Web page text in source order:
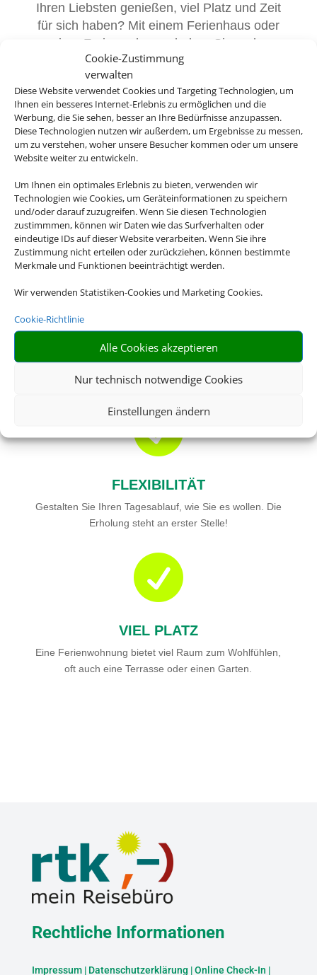
Cookie-Zustimmung
verwalten
Diese Website verwendet Cookies und Targeting Technologien, um
Ihnen ein besseres Internet-Erlebnis zu ermöglichen und die
Werbung, die Sie sehen, besser an Ihre Bedürfnisse anzupassen.
Diese Technologien nutzen wir außerdem, um Ergebnisse zu messen,
um zu verstehen, woher unsere Besucher kommen oder um unsere
Website weiter zu entwickeln.
Um Ihnen ein optimales Erlebnis zu bieten, verwenden wir
Technologien wie Cookies, um Geräteinformationen zu speichern
und/oder darauf zuzugreifen. Wenn Sie diesen Technologien
zustimmmen, können wir Daten wie das Surfverhalten oder
eindeutige IDs auf dieser Website verarbeiten. Wenn Sie ihre
Zustimmung nicht erteilen oder zurückziehen, können bestimmte
Merkmale und Funktionen beeinträchtigt werden.
Wir verwenden Statistiken-Cookies und Marketing Cookies.
Cookie-Richtlinie
Alle Cookies akzeptieren
Nur technisch notwendige Cookies
Einstellungen ändern
Ihren Liebsten genießen, viel Platz und Zeit
für sich haben? Mit einem Ferienhaus oder
einer Ferienwohnung haben Sie mehr
Freiheiten als in einem gewöhnlichen Hotel.
Egal ob es ein Strandurlaub in einer Finca
sein soll oder ob Sie mit Ihrem Hund die
Wälder erkunden wollen: Für nahezu alles
gibt es das passende Angebot.
Urlaub in Ferienhaus oder Ferienwohnung –
wir machen Ihren Traumurlaub möglich.

Bei längeren Reisen ist ein Feriendomizil oft wesentlich
preiswerter als ein Hotel.

FLEXIBILITÄT
Gestalten Sie Ihren Tagesablauf, wie Sie es wollen. Die
Erholung steht an erster Stelle!

VIEL PLATZ
Eine Ferienwohnung bietet viel Raum zum Wohlfühlen,
oft auch eine Terrasse oder einen Garten.
Rechtliche Informationen
Impressum| Datenschutzerklärung |Online Check-In |